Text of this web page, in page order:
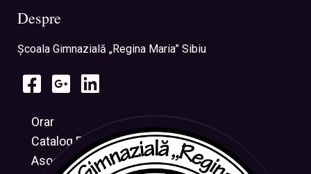
Despre
Şcoala Gimnazială „Regina Maria” Sibiu
Orar
Catalog Electronic
Asociația CRESUS